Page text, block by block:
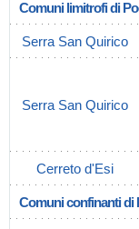
Comuni limitrofi di
Serra San Quirico
Serra San Quirico
Cerreto d'Esi
Comuni confinanti di